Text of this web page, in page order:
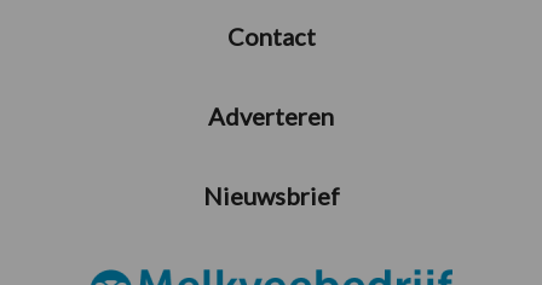
Contact
Adverteren
Nieuwsbrief